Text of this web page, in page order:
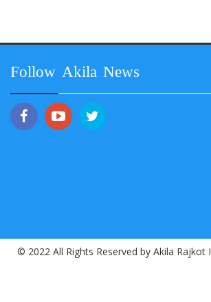
Follow Akila News
© 2022 All Rights Reserved by Akila Rajkot